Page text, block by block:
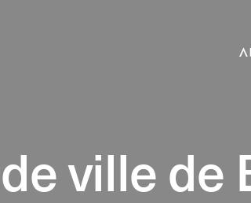
ville de